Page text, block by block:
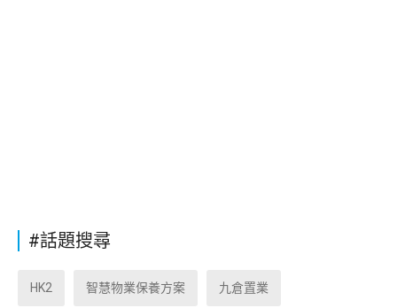
#話題搜尋
HK2 智慧物業保養方案 九倉置業